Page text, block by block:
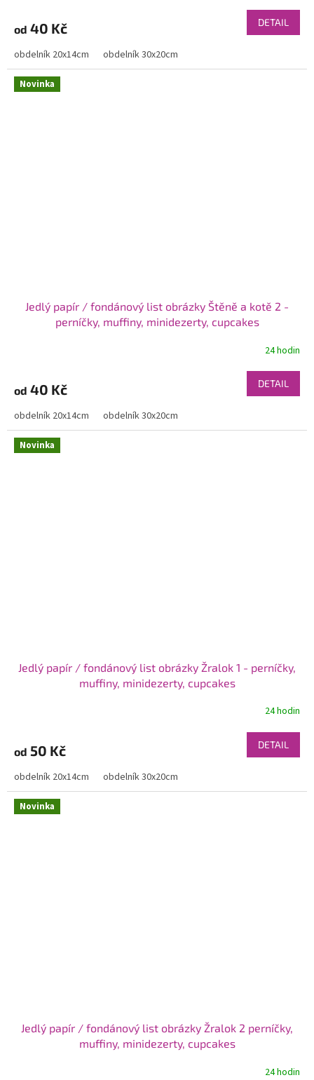
od 40 Kč DETAIL
obdelník 20x14cm obdelník 30x20cm
Novinka
Jedlý papír / fondánový list obrázky Štěně a kotě 2 -
perníčky, muffiny, minidezerty, cupcakes
24 hodin
od 40 Kč DETAIL
obdelník 20x14cm obdelník 30x20cm
Novinka
Jedlý papír / fondánový list obrázky Žralok 1 - perníčky,
muffiny, minidezerty, cupcakes
24 hodin
od 50 Kč DETAIL
obdelník 20x14cm obdelník 30x20cm
Novinka
Jedlý papír / fondánový list obrázky Žralok 2 perníčky,
muffiny, minidezerty, cupcakes
24 hodin